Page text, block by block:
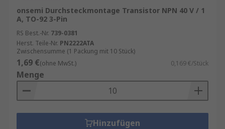
onsemi Durchsteckmontage Transistor NPN 40 V / 1
A, TO-92 3-Pin
RS Best.-Nr. 739-0381
Herst. Teile-Nr. PN2222ATA
Zwischensumme (1 Packung mit 10 Stück)
1,69 €(ohne MwSt.) 0,169 €/Stück
Menge
Hinzufügen